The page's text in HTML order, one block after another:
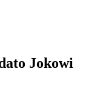
Jokowi